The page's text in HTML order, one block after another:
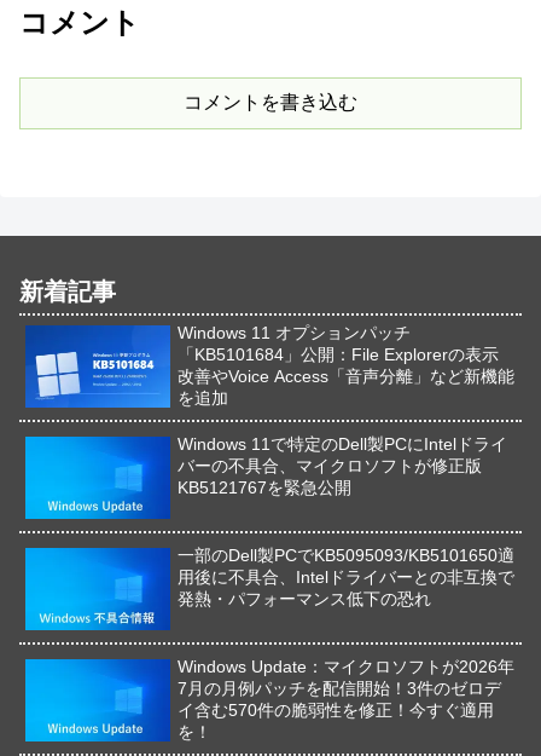
コメント
コメントを書き込む
新着記事
Windows 11 オプションパッチ
「KB5101684」公開：File Explorerの表示
改善やVoice Access「音声分離」など新機能
を追加
Windows 11で特定のDell製PCにIntelドライ
バーの不具合、マイクロソフトが修正版
KB5121767を緊急公開
一部のDell製PCでKB5095093/KB5101650適
用後に不具合、Intelドライバーとの非互換で
発熱・パフォーマンス低下の恐れ
Windows Update：マイクロソフトが2026年
7月の月例パッチを配信開始！3件のゼロデ
イ含む570件の脆弱性を修正！今すぐ適用
を！